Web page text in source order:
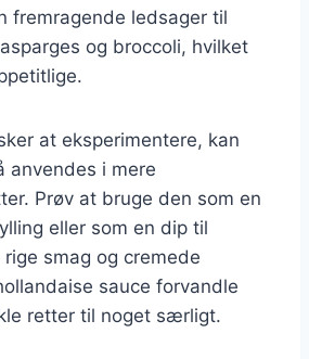
fremragende ledsager til
og broccoli, hvilket
at eksperimentere, kan
anvendes i mere
Prøv at bruge den som en
eller som en dip til
smag og cremede
sauce forvandle
retter til noget særligt.